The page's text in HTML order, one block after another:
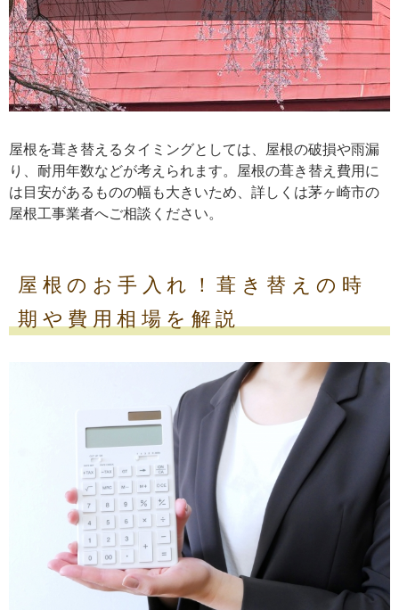
屋根を葺き替えるタイミングとしては、屋根の破損や雨漏
り、耐用年数などが考えられます。屋根の葺き替え費用に
は目安があるものの幅も大きいため、詳しくは茅ヶ崎市の
屋根工事業者へご相談ください。
屋根のお手入れ！葺き替えの時
期や費用相場を解説